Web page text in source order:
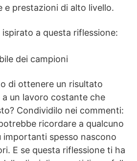
e prestazioni di alto livello.
a questa riflessione:
dei campioni
di ottenere un risultato
un lavoro costante che
Condividilo nei commenti:
ricordare a qualcuno
importanti spesso nascono
E se questa riflessione ti ha